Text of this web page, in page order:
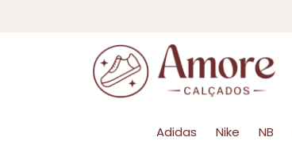
Adidas Nike NB